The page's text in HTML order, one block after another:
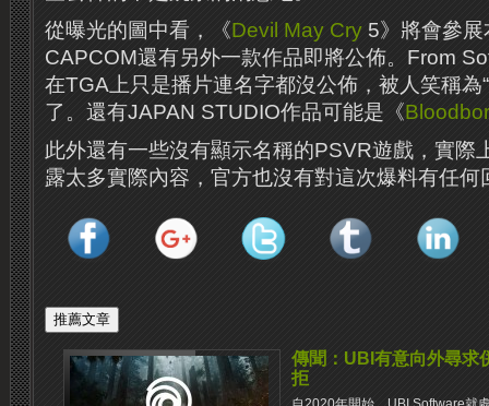
從曝光的圖中看，《Devil May Cry 5》將會參展
CAPCOM還有另外一款作品即將公佈。From
在TGA上只是播片連名字都沒公佈，被人笑稱為
了。還有JAPAN STUDIO作品可能是《
此外還有一些沒有顯示名稱的PSVR遊戲，實際
露太多實際內容，官方也沒有對這次爆料有任何
傳聞：UBI有意向外尋求
拒